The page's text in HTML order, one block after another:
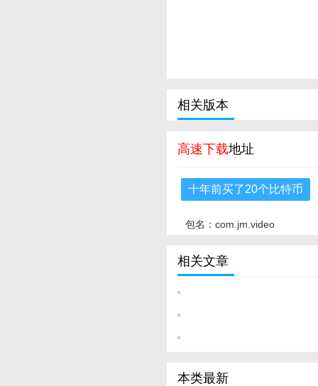
相关版本
高速下载地址
十年前买了20个比特币
包名：com.jm.video
相关文章
本类最新